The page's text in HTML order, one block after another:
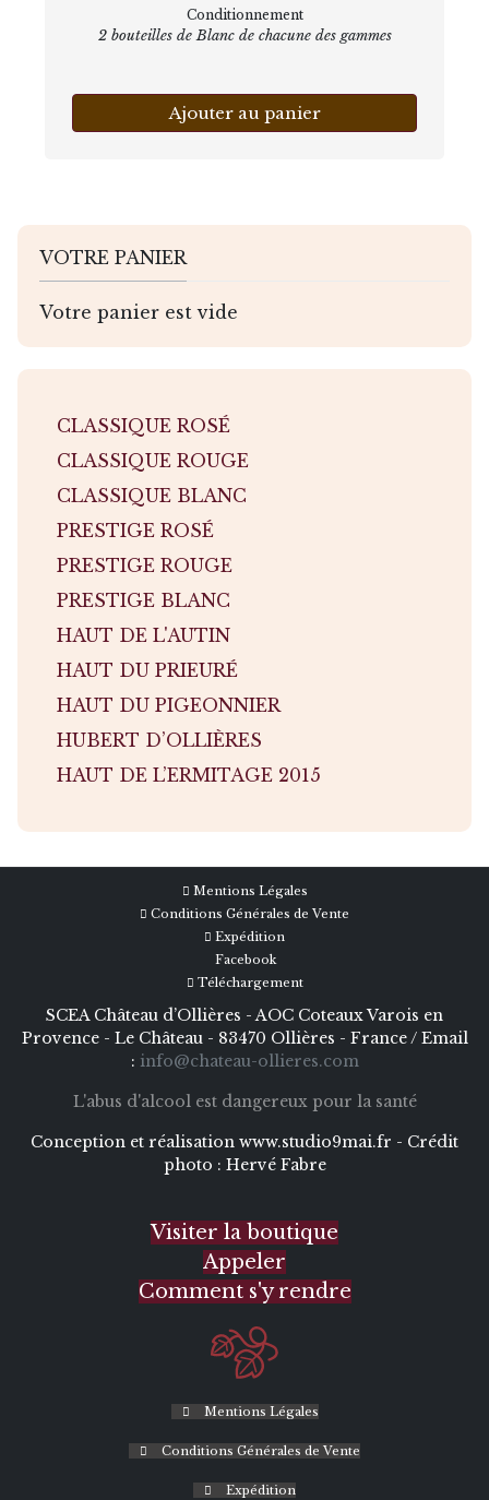
Conditionnement
2 bouteilles de Blanc de chacune des gammes
Ajouter au panier
VOTRE PANIER
Votre panier est vide
CLASSIQUE ROSÉ
CLASSIQUE ROUGE
CLASSIQUE BLANC
PRESTIGE ROSÉ
PRESTIGE ROUGE
PRESTIGE BLANC
HAUT DE L'AUTIN
HAUT DU PRIEURÉ
HAUT DU PIGEONNIER
HUBERT D’OLLIÈRES
HAUT DE L’ERMITAGE 2015
Mentions Légales
Conditions Générales de Vente
Expédition
Facebook
Téléchargement
SCEA Château d’Ollières - AOC Coteaux Varois en
Provence - Le Château - 83470 Ollières - France / Email
: info@chateau-ollieres.com
L'abus d'alcool est dangereux pour la santé
Conception et réalisation www.studio9mai.fr - Crédit
photo : Hervé Fabre
Visiter la boutique
Appeler
Comment s'y rendre
Mentions Légales
Conditions Générales de Vente
Expédition